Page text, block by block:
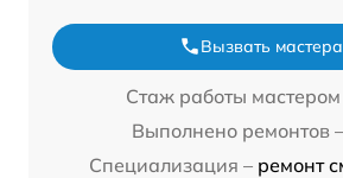
Вызвать мастера
Стаж работы мастером
Выполнено ремонтов –
Специализация – ремонт